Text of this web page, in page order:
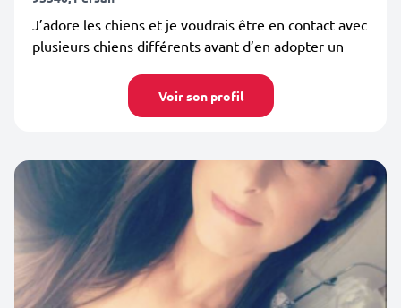
J’adore les chiens et je voudrais être en contact avec
plusieurs chiens différents avant d’en adopter un
Voir son profil